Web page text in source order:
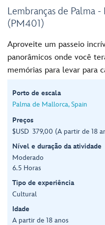
Lembranças de Palma -
(PM401)
Aproveite um passeio
panorâmicos onde você
memórias para levar para
Porto de escala
Palma de Mallorca, Spain
Preços
$USD 379,00 (A partir de 18
Nível e duração da atividade
Moderado
6.5 Horas
Tipo de experiência
Cultural
Idade
A partir de 18 anos